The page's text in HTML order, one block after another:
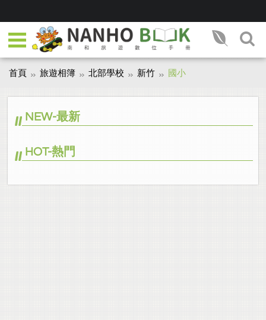
首頁 旅遊相簿 北部學校 新竹 國小
NEW-最新
HOT-熱門